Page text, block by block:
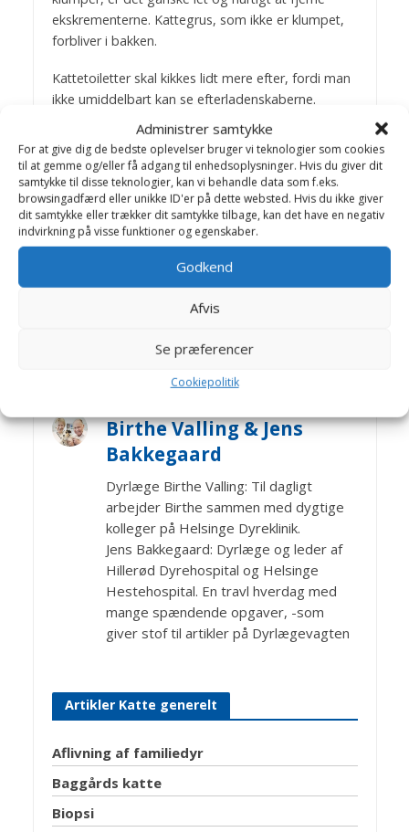
Administrer samtykke
For at give dig de bedste oplevelser bruger vi teknologier som cookies
til at gemme og/eller få adgang til enhedsoplysninger. Hvis du giver dit
samtykke til disse teknologier, kan vi behandle data som f.eks.
browsingadfærd eller unikke ID'er på dette websted. Hvis du ikke giver
dit samtykke eller trækker dit samtykke tilbage, kan det have en negativ
indvirkning på visse funktioner og egenskaber.
Godkend
Afvis
Se præferencer
Cookiepolitik
ekskrementerne. Kattegrus, som ikke er klumpet,
forbliver i bakken.
Kattetoiletter skal kikkes lidt mere efter, fordi man
ikke umiddelbart kan se efterladenskaberne.
Det er vigtigt, at der forbliver et passende lag af
grus, lige meget om man anvender bakke eller
toilet.
Med passende mellemrum tømmes hele bakken
og rengøres. Den mængde grus, som ikke er
klumpet, kan genanvendes.
skiftet kattegrus, så kan katten godt være urenlig
Bagom artiklerne
Birthe Valling & Jens
Bakkegaard
Dyrlæge Birthe Valling: Til dagligt
arbejder Birthe sammen med dygtige
kolleger på Helsinge Dyreklinik.
Jens Bakkegaard: Dyrlæge og leder af
Hillerød Dyrehospital og Helsinge
Hestehospital. En travl hverdag med
mange spændende opgaver, -som
giver stof til artikler på Dyrlægevagten
Artikler Katte generelt
Aflivning af familiedyr
Baggårds katte
Biopsi